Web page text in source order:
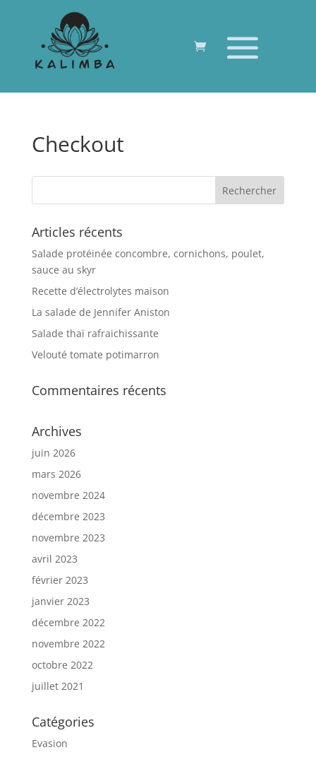
Checkout
Articles récents
Salade protéinée concombre, cornichons, poulet,
sauce au skyr
Recette d’électrolytes maison
La salade de Jennifer Aniston
Salade thaï rafraichissante
Velouté tomate potimarron
Commentaires récents
Archives
juin 2026
mars 2026
novembre 2024
décembre 2023
novembre 2023
avril 2023
février 2023
janvier 2023
décembre 2022
novembre 2022
octobre 2022
juillet 2021
Catégories
Evasion